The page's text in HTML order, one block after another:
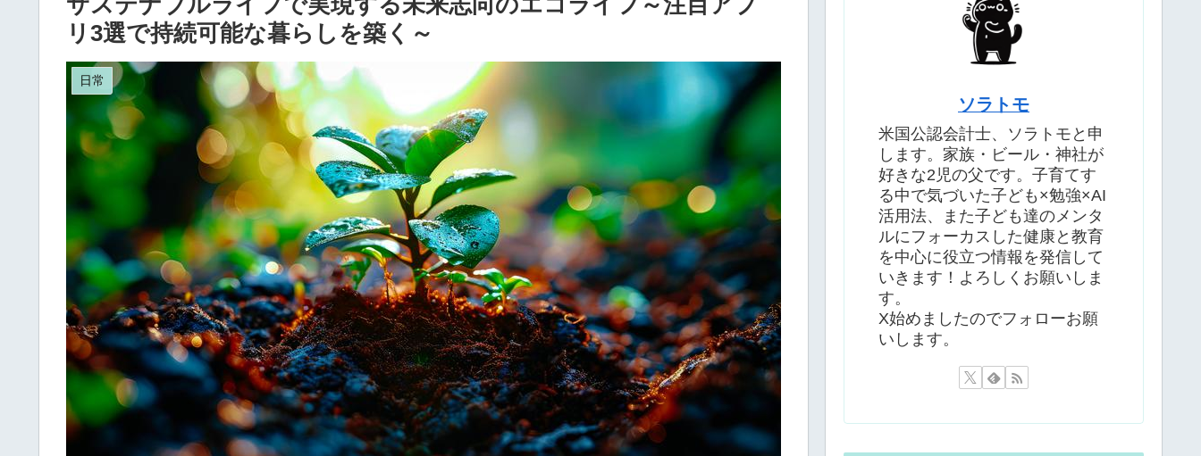
リ3選で持続可能な暮らしを築く～
日常
ソラトモ
米国公認会計士、ソラトモと申
します。家族・ビール・神社が
好きな2児の父です。子育てす
る中で気づいた子ども×勉強×AI
活用法、また子ども達のメンタ
ルにフォーカスした健康と教育
を中心に役立つ情報を発信して
いきます！よろしくお願いしま
す。
X始めましたのでフォローお願
いします。